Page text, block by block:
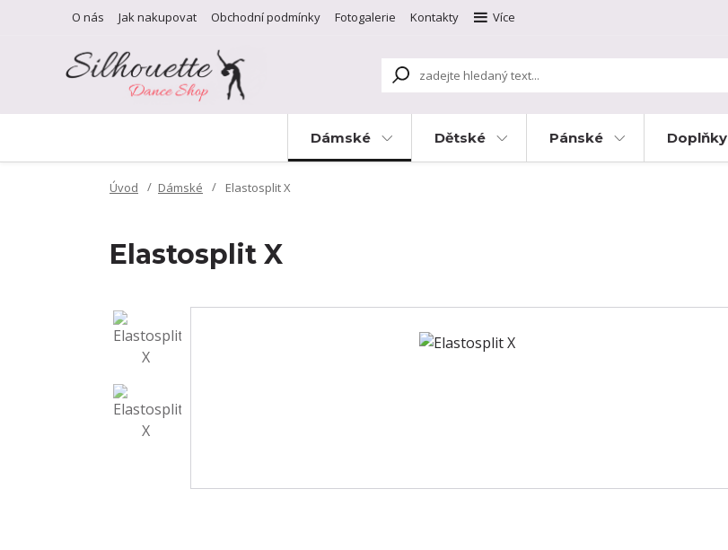
O nás Jak nakupovat Obchodní podmínky Fotogalerie Kontakty Více
Dámské Dětské Pánské Doplňky
Úvod Dámské Elastosplit X
Elastosplit X